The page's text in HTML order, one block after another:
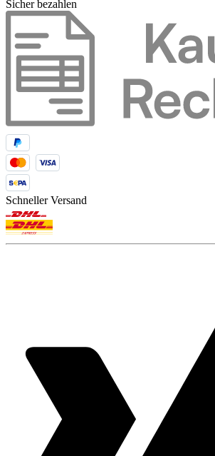
Sicher bezahlen
Schneller Versand